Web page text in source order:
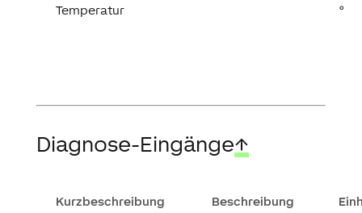
Temperatur °
Diagnose-Eingänge↑
Kurzbeschreibung Beschreibung